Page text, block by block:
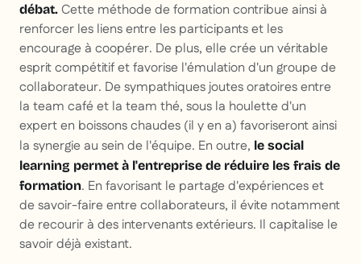
débat. Cette méthode de formation contribue ainsi à
renforcer les liens entre les participants et les
encourage à coopérer. De plus, elle crée un véritable
esprit compétitif et favorise l'émulation d'un groupe de
collaborateur. De sympathiques joutes oratoires entre
la team café et la team thé, sous la houlette d'un
expert en boissons chaudes (il y en a) favoriseront ainsi
la synergie au sein de l'équipe. En outre, le social
learning permet à l'entreprise de réduire les frais de
formation. En favorisant le partage d'expériences et
de savoir-faire entre collaborateurs, il évite notamment
de recourir à des intervenants extérieurs. Il capitalise le
savoir déjà existant.